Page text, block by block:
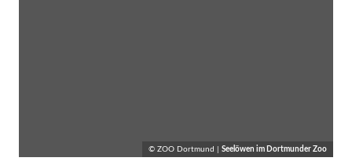
© ZOO Dortmund | Seelöwen im Dortmunder Zoo